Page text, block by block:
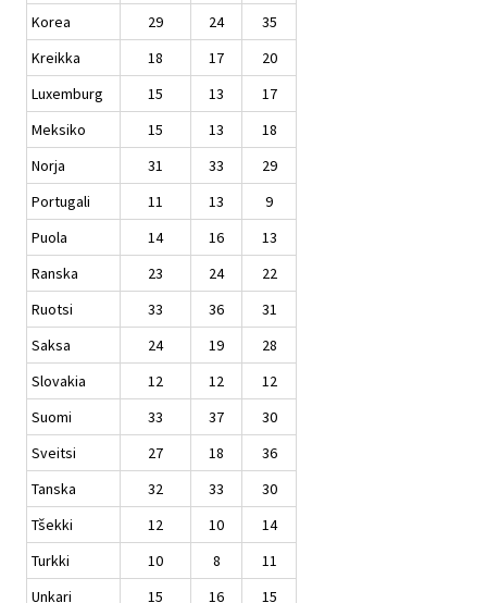
Korea
29 24
35
Kreikka
18 17
20
Luxemburg
15 13
17
Meksiko
15 13
18
Norja
31 33
29
Portugali
11 13
9
Puola
14 16
13
Ranska
23 24
22
Ruotsi
33 36
31
Saksa
24 19
28
Slovakia
12 12
12
Suomi
33 37
30
Sveitsi
27 18
36
Tanska
32 33
30
Tšekki
12 10
14
Turkki
10 8
11
Unkari
15 16 15